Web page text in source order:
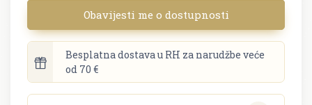
Obavijesti me o dostupnosti
Besplatna dostava u RH za narudžbe veće
od 70 €